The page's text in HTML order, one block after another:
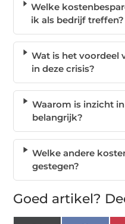
Welke
ik als bedrijf treffen?
Wat is het voordeel
in deze crisis?
Waarom is inzicht
belangrijk?
Welke andere
gestegen?
Goed artikel?